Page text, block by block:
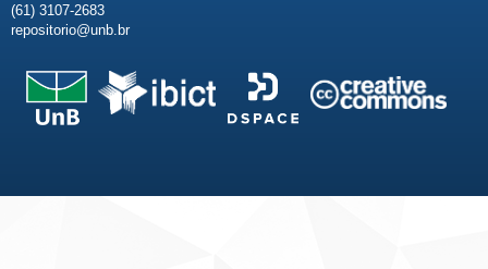
(61) 3107-2683
repositorio@unb.br